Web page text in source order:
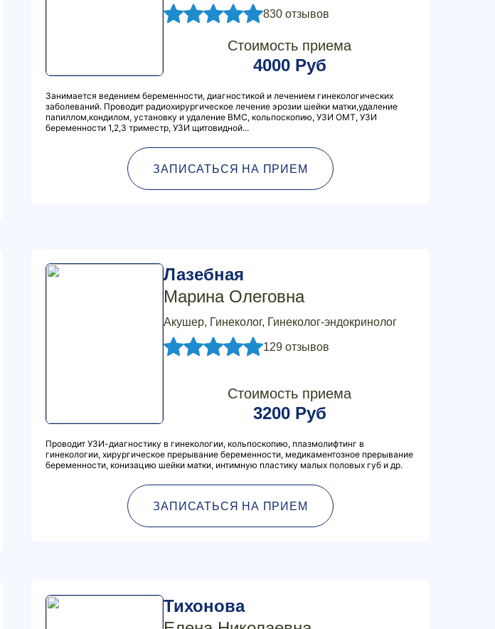
830 отзывов
Стоимость приема
4000 Руб
Занимается ведением беременности, диагностикой и лечением гинекологических
заболеваний. Проводит радиохирургическое лечение эрозии шейки матки,удаление
папиллом,кондилом, установку и удаление ВМС, кольпоскопию, УЗИ ОМТ, УЗИ
беременности 1,2,3 триместр, УЗИ щитовидной...
ЗАПИСАТЬСЯ НА ПРИЕМ
Лазебная
Марина Олеговна
Акушер, Гинеколог, Гинеколог-эндокринолог
129 отзывов
Стоимость приема
3200 Руб
Проводит УЗИ-диагностику в гинекологии, кольпоскопию, плазмолифтинг в
гинекологии, хирургическое прерывание беременности, медикаментозное прерывание
беременности, конизацию шейки матки, интимную пластику малых половых губ и др.
ЗАПИСАТЬСЯ НА ПРИЕМ
Тихонова